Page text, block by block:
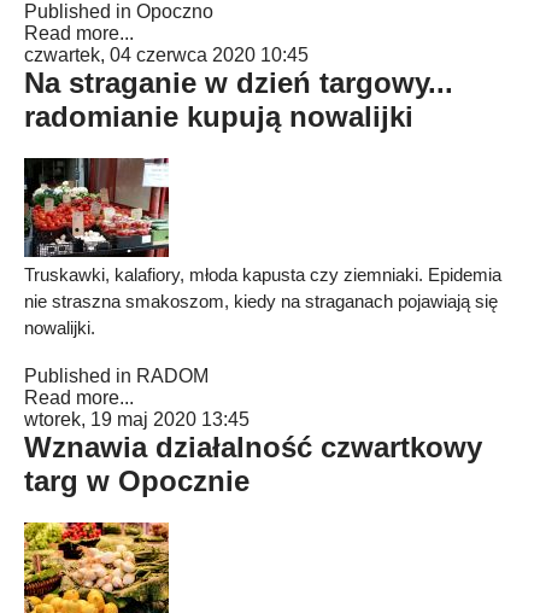
Published in Opoczno
Read more...
czwartek, 04 czerwca 2020 10:45
Na straganie w dzień targowy...
radomianie kupują nowalijki
Truskawki, kalafiory, młoda kapusta czy ziemniaki. Epidemia
nie straszna smakoszom, kiedy na straganach pojawiają się
nowalijki.
Published in RADOM
Read more...
wtorek, 19 maj 2020 13:45
Wznawia działalność czwartkowy
targ w Opocznie